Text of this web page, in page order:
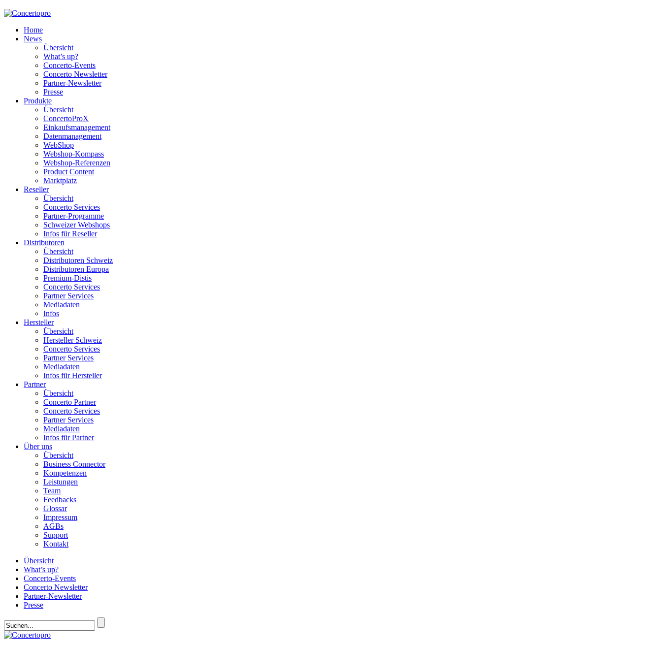
Home
News
Übersicht
What’s up?
Concerto-Events
Concerto Newsletter
Partner-Newsletter
Presse
Produkte
Übersicht
ConcertoProX
Einkaufsmanagement
Datenmanagement
WebShop
Webshop-Kompass
Webshop-Referenzen
Product Content
Marktplatz
Reseller
Übersicht
Concerto Services
Partner-Programme
Schweizer Webshops
Infos für Reseller
Distributoren
Übersicht
Distributoren Schweiz
Distributoren Europa
Premium-Distis
Concerto Services
Partner Services
Mediadaten
Infos
Hersteller
Übersicht
Hersteller Schweiz
Concerto Services
Partner Services
Mediadaten
Infos für Hersteller
Partner
Übersicht
Concerto Partner
Concerto Services
Partner Services
Mediadaten
Infos für Partner
Über uns
Übersicht
Business Connector
Kompetenzen
Leistungen
Team
Feedbacks
Glossar
Impressum
AGBs
Support
Kontakt
Übersicht
What’s up?
Concerto-Events
Concerto Newsletter
Partner-Newsletter
Presse